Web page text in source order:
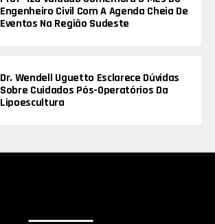
Engenheiro Civil Com A Agenda Cheia De
Eventos Na Região Sudeste
Dr. Wendell Uguetto Esclarece Dúvidas
Sobre Cuidados Pós-Operatórios Da
Lipoescultura